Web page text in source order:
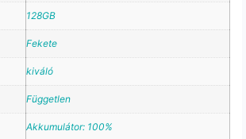
128GB
Fekete
kiváló
Független
Akkumulátor: 100%